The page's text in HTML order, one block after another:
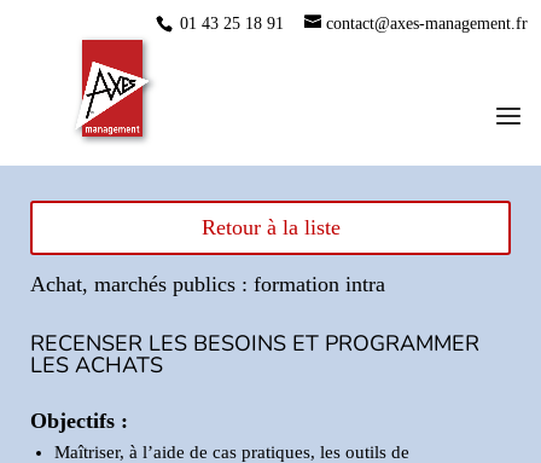
01 43 25 18 91 contact@axes-management.fr
Retour à la liste
Achat, marchés publics : formation intra
RECENSER LES BESOINS ET PROGRAMMER
LES ACHATS
Objectifs :
Maîtriser, à l’aide de cas pratiques, les outils de